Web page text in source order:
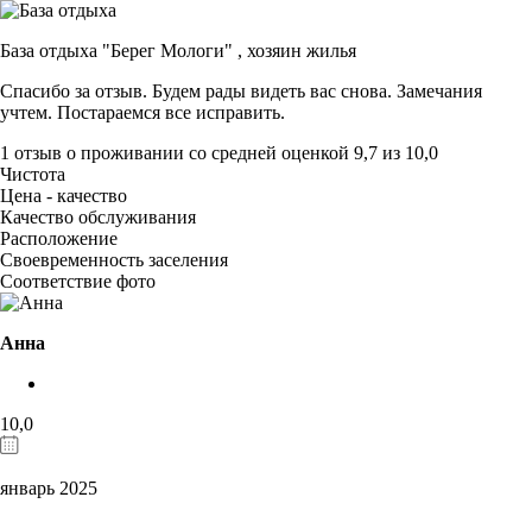
База отдыха "Берег Мологи" , хозяин жилья
Спасибо за отзыв. Будем рады видеть вас снова. Замечания
учтем. Постараемся все исправить.
1 отзыв о проживании со средней оценкой 9,7 из 10,0
Чистота
Цена - качество
Качество обслуживания
Расположение
Своевременность заселения
Соответствие фото
Анна
10,0
январь 2025